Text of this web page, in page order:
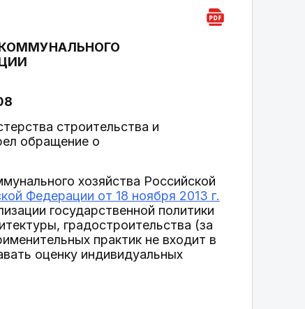
строительства и
обращение о
хозяйства Российской
Федерации от 18 ноября 2013 г.
государственной политики
градостроительства (за
практик не входит в
оценку индивидуальных